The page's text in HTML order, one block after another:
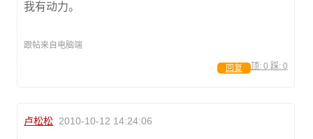
我有动力。
跟帖来自电脑端
顶: 0 踩: 0
回复
卢松松 2010-10-12 14:24:06